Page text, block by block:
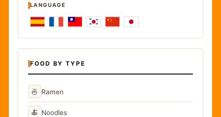
LANGUAGE
FOOD BY TYPE
🍜 Ramen
🍝 Noodles